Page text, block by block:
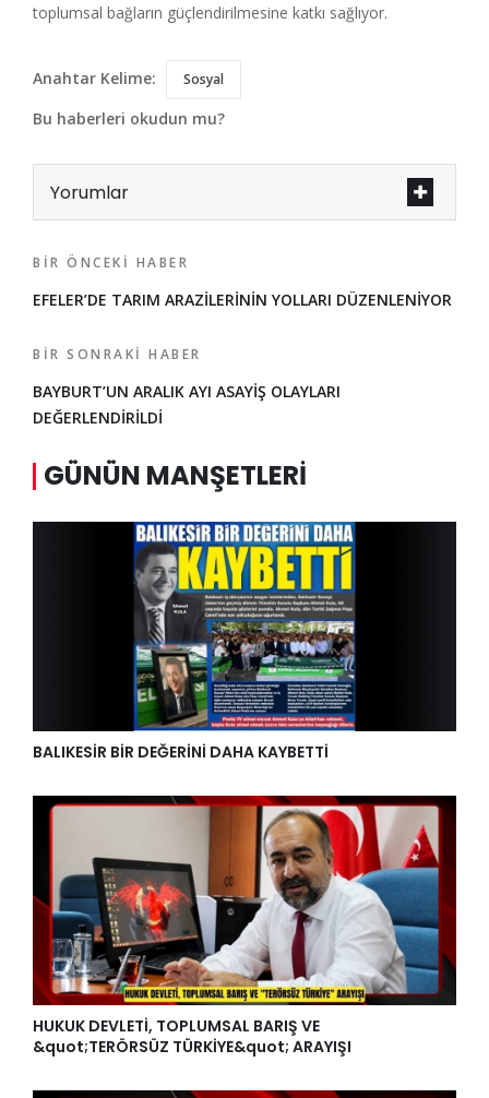
toplumsal bağların güçlendirilmesine katkı sağlıyor.
Anahtar Kelime: Sosyal
Bu haberleri okudun mu?
Yorumlar
BIR ÖNCEKI HABER
EFELER’DE TARIM ARAZİLERİNİN YOLLARI DÜZENLENİYOR
BIR SONRAKI HABER
BAYBURT’UN ARALIK AYI ASAYİŞ OLAYLARI
DEĞERLENDİRİLDİ
GÜNÜN MANŞETLERI
BALIKESİR BİR DEĞERİNİ DAHA KAYBETTİ
HUKUK DEVLETİ, TOPLUMSAL BARIŞ VE
&quot;TERÖRSÜZ TÜRKİYE&quot; ARAYIŞI